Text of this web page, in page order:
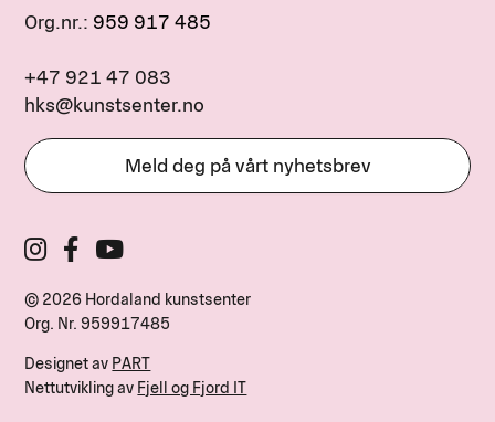
Org.nr.: 959 917 485
+47 921 47 083
hks@kunstsenter.no
Meld deg på vårt nyhetsbrev
© 2026 Hordaland kunstsenter
Org. Nr. 959917485
Designet av PART
Nettutvikling av Fjell og Fjord IT